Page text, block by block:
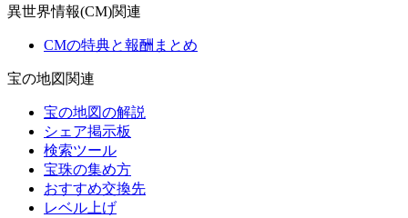
異世界情報(CM)関連
CMの特典と報酬まとめ
宝の地図関連
宝の地図の解説
シェア掲示板
検索ツール
宝珠の集め方
おすすめ交換先
レベル上げ